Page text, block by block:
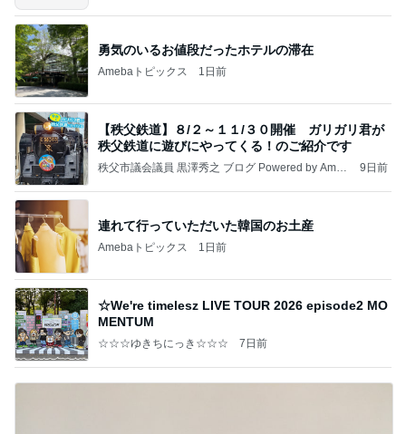
勇気のいるお値段だったホテルの滞在
Amebaトピックス 1日前
【秩父鉄道】８/２～１１/３０開催 ガリガリ君が
秩父鉄道に遊びにやってくる！のご紹介です
秩父市議会議員 黒澤秀之 ブログ Powered by Ameb
9日前
連れて行っていただいた韓国のお土産
Amebaトピックス 1日前
☆We're timelesz LIVE TOUR 2026 episode2 MO
MENTUM
☆☆☆ゆきちにっき☆☆☆ 7日前